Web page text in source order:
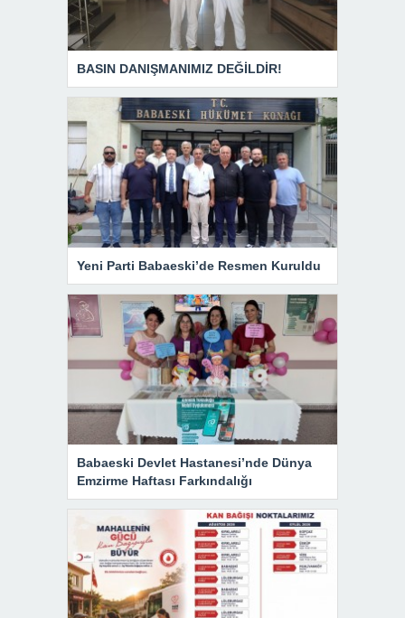
BASIN DANIŞMANIMIZ DEĞİLDİR!
Yeni Parti Babaeski’de Resmen Kuruldu
Babaeski Devlet Hastanesi’nde Dünya
Emzirme Haftası Farkındalığı